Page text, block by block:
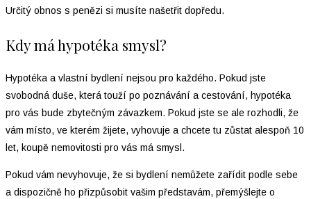
Určitý obnos s penězi si musíte našetřit dopředu.
Kdy má hypotéka smysl?
Hypotéka a vlastní bydlení nejsou pro každého. Pokud jste
svobodná duše, která touží po poznávání a cestování, hypotéka
pro vás bude zbytečným závazkem. Pokud jste se ale rozhodli, že
vám místo, ve kterém žijete, vyhovuje a chcete tu zůstat alespoň 10
let, koupě nemovitosti pro vás má smysl.
Pokud vám nevyhovuje, že si bydlení nemůžete zařídit podle sebe
a dispozičně ho přizpůsobit vašim představám, přemýšlejte o